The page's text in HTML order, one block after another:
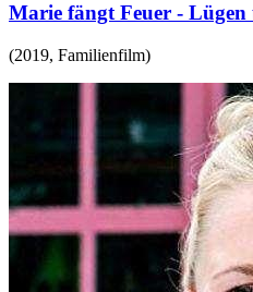
Marie fängt Feuer - Lügen
(2019, Familienfilm)